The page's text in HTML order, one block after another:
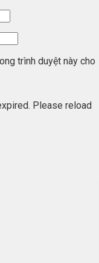
trình duyệt này cho
Please reload